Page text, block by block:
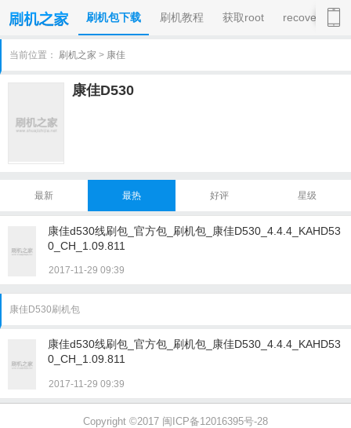
刷机包下载 刷机教程 获取root recovery
当前位置： 刷机之家 > 康佳
康佳D530
最新 最热 好评 星级
康佳d530线刷包_官方包_刷机包_康佳D530_4.4.4_KAHD53
0_CH_1.09.811
2017-11-29 09:39
康佳D530刷机包
康佳d530线刷包_官方包_刷机包_康佳D530_4.4.4_KAHD53
0_CH_1.09.811
2017-11-29 09:39
Copyright ©2017 闽ICP备12016395号-28